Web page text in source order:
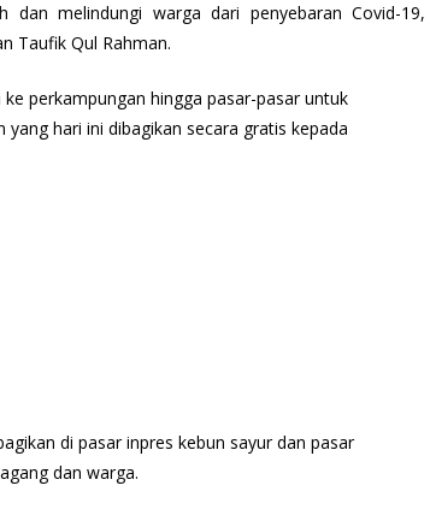
dan melindungi warga dari penyebaran Covid-19,
Taufik Qul Rahman.
perkampungan hingga pasar-pasar untuk
hari ini dibagikan secara gratis kepada
di pasar inpres kebun sayur dan pasar
dan warga.